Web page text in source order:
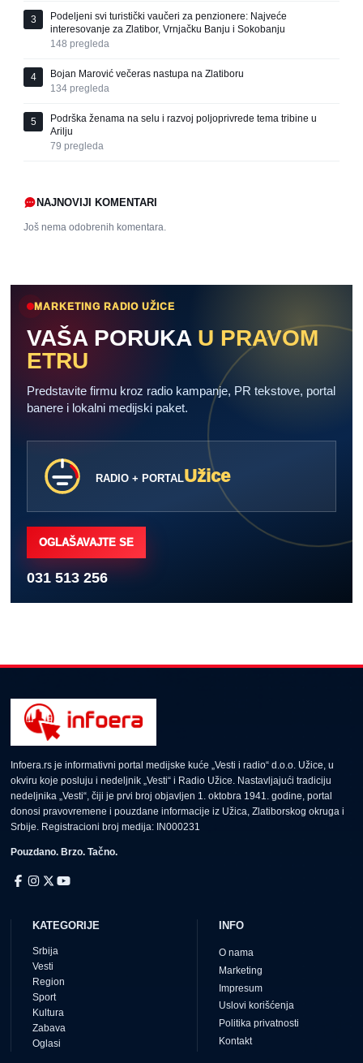
3
Podeljeni svi turistički vaučeri za penzionere: Najveće
interesovanje za Zlatibor, Vrnjačku Banju i Sokobanju
148 pregleda
4
Bojan Marović večeras nastupa na Zlatiboru
134 pregleda
5
Podrška ženama na selu i razvoj poljoprivrede tema tribine u
Arilju
79 pregleda
NAJNOVIJI KOMENTARI
Još nema odobrenih komentara.
MARKETING RADIO UŽICE
VAŠA PORUKA U PRAVOM
ETRU
Predstavite firmu kroz radio kampanje, PR tekstove, portal
banere i lokalni medijski paket.
RADIO + PORTALUžice
OGLAŠAVAJTE SE
031 513 256
Infoera.rs je informativni portal medijske kuće „Vesti i radio“ d.o.o. Užice, u
okviru koje posluju i nedeljnik „Vesti“ i Radio Užice. Nastavljajući tradiciju
nedeljnika „Vesti“, čiji je prvi broj objavljen 1. oktobra 1941. godine, portal
donosi pravovremene i pouzdane informacije iz Užica, Zlatiborskog okruga i
Srbije. Registracioni broj medija: IN000231
Pouzdano. Brzo. Tačno.
KATEGORIJE
Srbija
Vesti
Region
Sport
Kultura
Zabava
Oglasi
INFO
O nama
Marketing
Impresum
Uslovi korišćenja
Politika privatnosti
Kontakt